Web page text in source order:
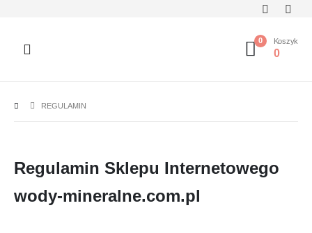
0 Koszyk
0
REGULAMIN
Regulamin Sklepu Internetowego
wody-mineralne.com.pl